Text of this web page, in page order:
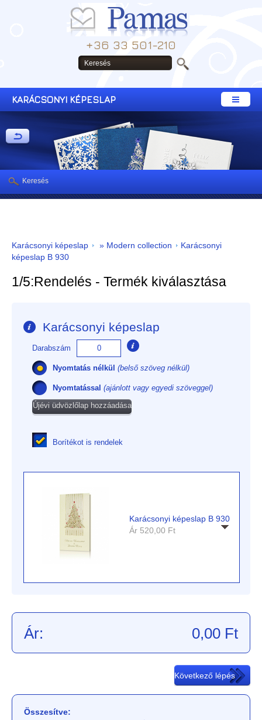
+36 33 501-210
KARÁCSONYI KÉPESLAP
Karácsonyi képeslap » Modern collection
Karácsonyi
képeslap B 930
1/5:Rendelés - Termék kiválasztása
Karácsonyi képeslap
Darabszám
Nyomtatás nélkül (belső szöveg nélkül)
Nyomtatással (ajánlott vagy egyedi szöveggel)
Újévi üdvözlőlap hozzáadása
Borítékot is rendelek
Karácsonyi képeslap B 930
Ár 520,00 Ft
Ár: 0,00 Ft
Összesítve:
Keresés